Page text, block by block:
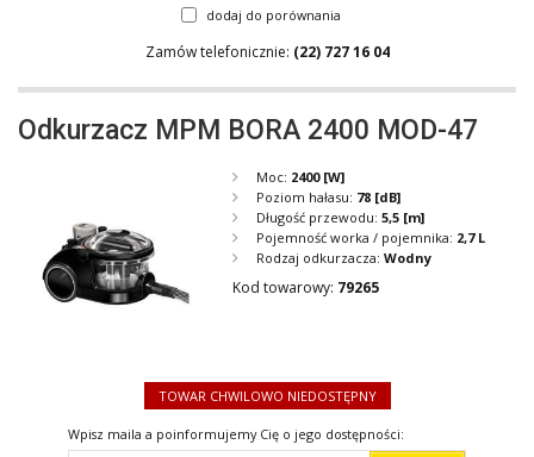
dodaj do porównania
Zamów telefonicznie: (22) 727 16 04
Odkurzacz MPM BORA 2400 MOD-47
Moc: 2400 [W]
Poziom hałasu: 78 [dB]
Długość przewodu: 5,5 [m]
Pojemność worka / pojemnika: 2,7 L
Rodzaj odkurzacza: Wodny
Kod towarowy: 79265
TOWAR CHWILOWO NIEDOSTĘPNY
Wpisz maila a poinformujemy Cię o jego dostępności: